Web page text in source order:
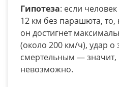
Гипотеза: если
12 км без парашюта, то,
он достигнет
(около 200 км/ч), удар о
смертельным — значит,
невозможно.